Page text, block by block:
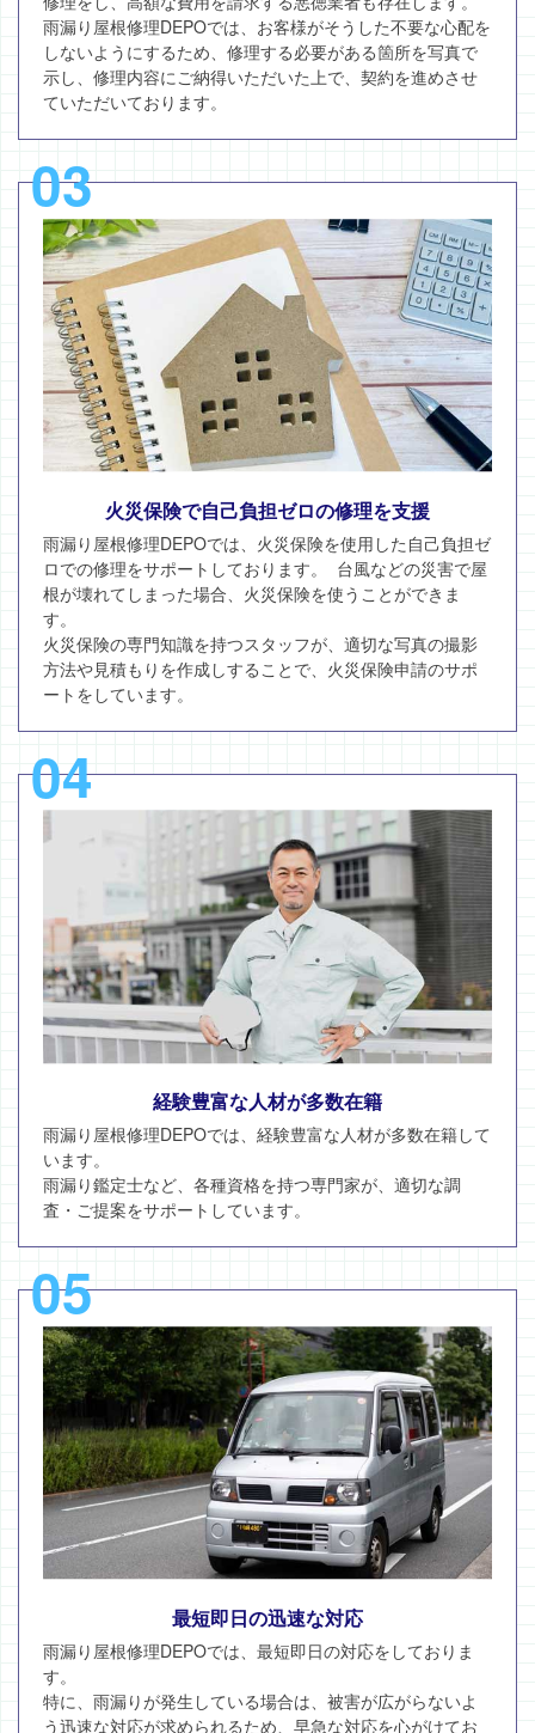
雨漏り屋根修理DEPOでは、お客様がそうした不要な心配を
しないようにするため、修理する必要がある箇所を写真で
示し、修理内容にご納得いただいた上で、契約を進めさせ
ていただいております。
03
火災保険で自己負担ゼロの修理を支援
雨漏り屋根修理DEPOでは、火災保険を使用した自己負担ゼ
ロでの修理をサポートしております。 台風などの災害で屋
根が壊れてしまった場合、火災保険を使うことができま
す。
火災保険の専門知識を持つスタッフが、適切な写真の撮影
方法や見積もりを作成しすることで、火災保険申請のサポ
ートをしています。
04
経験豊富な人材が多数在籍
雨漏り屋根修理DEPOでは、経験豊富な人材が多数在籍して
います。
雨漏り鑑定士など、各種資格を持つ専門家が、適切な調
査・ご提案をサポートしています。
05
最短即日の迅速な対応
雨漏り屋根修理DEPOでは、最短即日の対応をしておりま
す。
特に、雨漏りが発生している場合は、被害が広がらないよ
う迅速な対応が求められるため、早急な対応を心がけてお